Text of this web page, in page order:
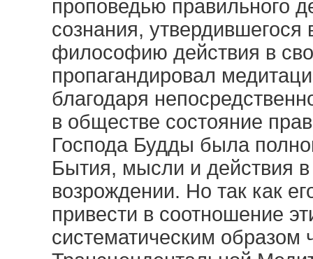
проповедью правильного
сознания,
философию действия в
пропагандировал
благодаря
в обществе состояние
Господа Будды была
Бытия, мысли и действия
возрождении. Но так как
привести в соотношение
систематическим образом